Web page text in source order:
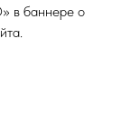
в баннере о